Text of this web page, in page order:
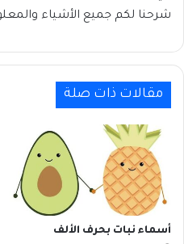
شرحنا لكم جميع الأشياء
مقالات ذات صلة
أسماء نبات بحرف الألف